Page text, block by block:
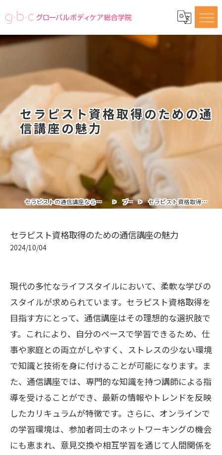
セラピスト資格取得のための通
信講座の魅力
セラピストの通信講座ならグローバルボディケア総合学院 ブログ セラピスト資格取得のための通信講座の魅力
セラピスト資格取得のための通信講座の魅力
2024/10/04
現代の多忙なライフスタイルにおいて、柔軟な学びの
スタイルが求められています。セラピスト資格取得を
目指す方にとって、通信講座はその理想的な選択肢で
す。これにより、自分のペースで学習できるため、仕
事や家庭との両立がしやすく、ストレスの少ない環境
で知識と技術を身に付けることが可能になります。ま
た、通信講座では、専門的な知識を持つ講師による指
導を受けることができ、最新の情報やトレンドを反映
したカリキュラムが特徴です。さらに、オンラインで
の学習環境は、参加者同士のネットワーキングの機会
にも恵まれ、意見交換や相互学習を通じて人間関係を